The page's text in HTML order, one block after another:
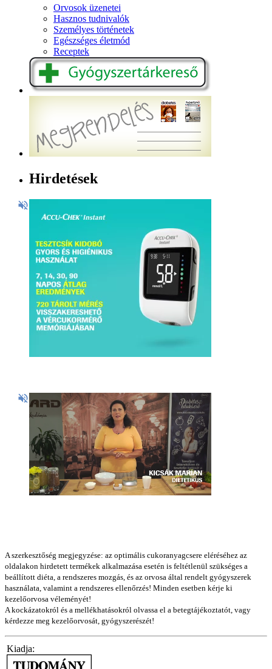
Orvosok üzenetei
Hasznos tudnivalók
Személyes történetek
Egészséges életmód
Receptek
Hirdetések
A szerkesztőség megjegyzése: az optimális cukoranyagcsere eléréséhez az
oldalakon hirdetett termékek alkalmazása esetén is feltétlenül szükséges a
beállított diéta, a rendszeres mozgás, és az orvosa által rendelt gyógyszerek
használata, valamint a rendszeres ellenőrzés! Minden esetben kérje ki
kezelőorvosa véleményét!
A kockázatokról és a mellékhatásokról olvassa el a betegtájékoztatót, vagy
kérdezze meg kezelőorvosát, gyógyszerészét!
Kiadja: